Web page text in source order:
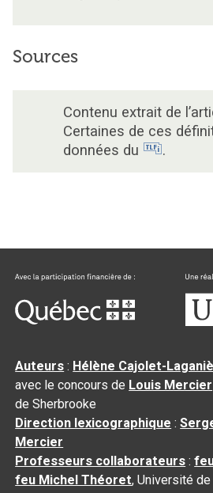
Sources
Contenu extrait de
Certaines de ces
données du
.
Auteurs : Hélène Cajolet-
avec le concours de Louis Mercier
de Sherbrooke
Direction lexicographique :
Mercier
Professeurs collaborateurs :
feu Michel Théoret, Université